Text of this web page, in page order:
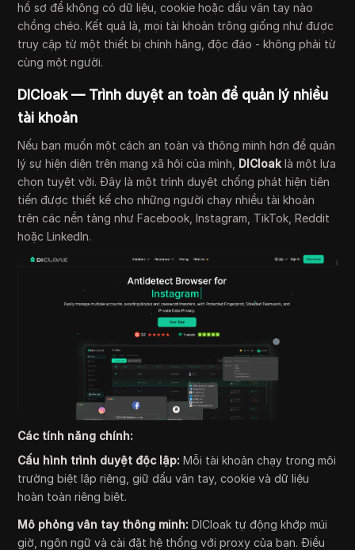
hồ sơ để không có dữ liệu, cookie hoặc dấu vân tay nào
chồng chéo. Kết quả là, mọi tài khoản trông giống như được
truy cập từ một thiết bị chính hãng, độc đáo - không phải từ
cùng một người.
DICloak — Trình duyệt an toàn để quản lý nhiều
tài khoản
Nếu bạn muốn một cách an toàn và thông minh hơn để quản
lý sự hiện diện trên mạng xã hội của mình, DICloak là một lựa
chọn tuyệt vời. Đây là một trình duyệt chống phát hiện tiên
tiến được thiết kế cho những người chạy nhiều tài khoản
trên các nền tảng như Facebook, Instagram, TikTok, Reddit
hoặc LinkedIn.
Các tính năng chính:
Cấu hình trình duyệt độc lập: Mỗi tài khoản chạy trong môi
trường biệt lập riêng, giữ dấu vân tay, cookie và dữ liệu
hoàn toàn riêng biệt.
Mô phỏng vân tay thông minh: DICloak tự động khớp múi
giờ, ngôn ngữ và cài đặt hệ thống với proxy của bạn. Điều